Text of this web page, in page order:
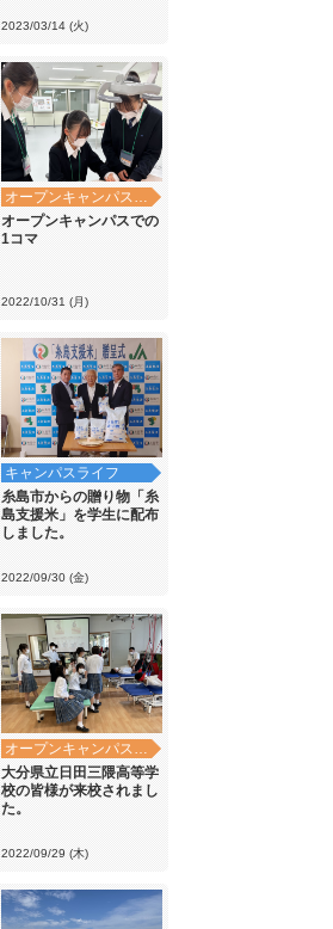
2023/03/14 (火)
オープンキャンパス・学校見学
オープンキャンパスでの
1コマ
2022/10/31 (月)
キャンパスライフ
糸島市からの贈り物「糸
島支援米」を学生に配布
しました。
2022/09/30 (金)
オープンキャンパス・学校見学
大分県立日田三隈高等学
校の皆様が来校されまし
た。
2022/09/29 (木)